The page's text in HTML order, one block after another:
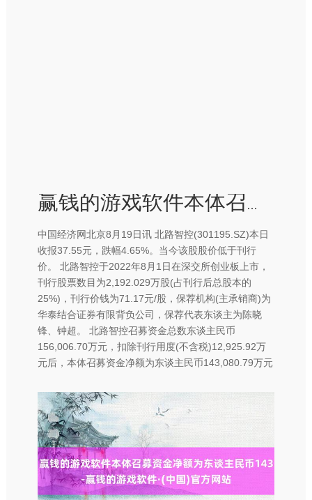
赢钱的游戏软件本体召募资金净额为东谈主民币143-赢钱的游戏软件·(中国)官方网站
中国经济网北京8月19日讯 北路智控(301195.SZ)本日
收报37.55元，跌幅4.65%。当今该股股价低于刊行
价。 北路智控于2022年8月1日在深交所创业板上市，
刊行股票数目为2,192.029万股(占刊行后总股本的
25%)，刊行价钱为71.17元/股，保荐机构(主承销商)为
华泰结合证券有限背负公司，保荐代表东谈主为陈晓
锋、钟超。 北路智控召募资金总数东谈主民币
156,006.70万元，扣除刊行用度(不含税)12,925.92万
元后，本体召募资金净额为东谈主民币143,080.79万元